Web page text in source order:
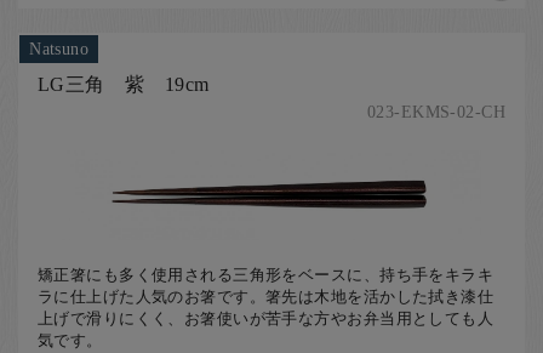
Natsuno
LG三角 紫 19cm
023-EKMS-02-CH
矯正箸にも多く使用される三角形をベースに、持ち手をキラキ
ラに仕上げた人気のお箸です。箸先は木地を活かした拭き漆仕
上げで滑りにくく、お箸使いが苦手な方やお弁当用としても人
気です。